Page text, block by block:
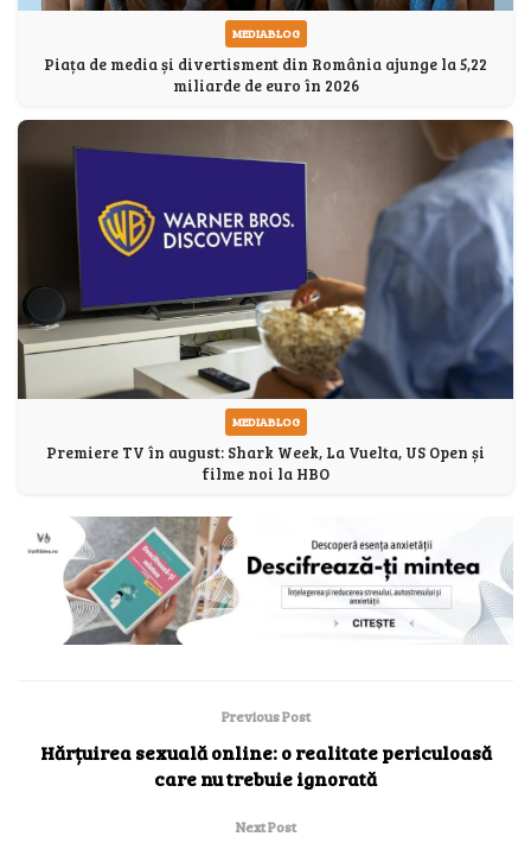
MEDIABLOG
Piața de media și divertisment din România ajunge la 5,22
miliarde de euro în 2026
MEDIABLOG
Premiere TV în august: Shark Week, La Vuelta, US Open și
filme noi la HBO
Previous Post
Hărțuirea sexuală online: o realitate periculoasă
care nu trebuie ignorată
Next Post